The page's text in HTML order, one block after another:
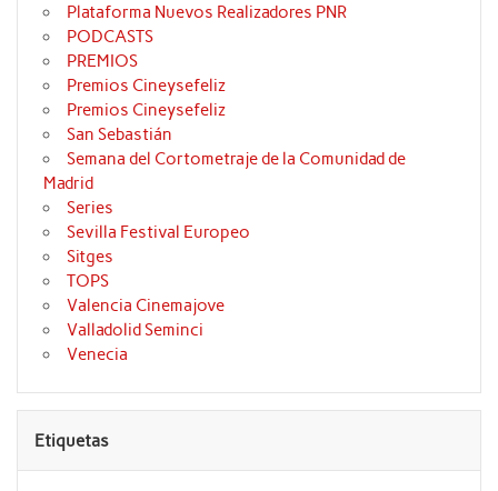
Plataforma Nuevos Realizadores PNR
PODCASTS
PREMIOS
Premios Cineysefeliz
Premios Cineysefeliz
San Sebastián
Semana del Cortometraje de la Comunidad de
Madrid
Series
Sevilla Festival Europeo
Sitges
TOPS
Valencia Cinemajove
Valladolid Seminci
Venecia
Etiquetas